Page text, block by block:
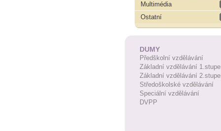
Multimédia
Ostatní
DUMY
Předškolní vzdělávání
Základní vzdělávání
Základní vzdělávání
Středoškolské vzdělávání
Speciální vzdělávání
DVPP